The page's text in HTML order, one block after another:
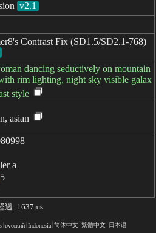
v2.1
Contrast Fix (SD1.5/SD2.1-768)
dancing seductively on mountain
rim lighting, night sky visible galax
style
asian
過: 1637ms
русский Indonesia 简体中文 繁體中文 日本语